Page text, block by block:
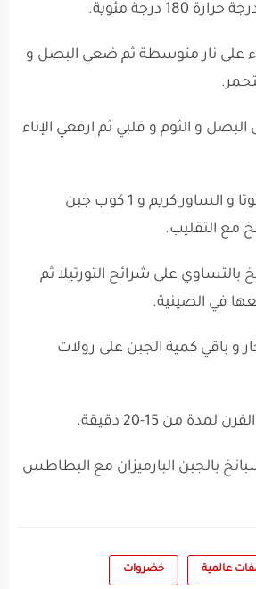
درجة مئوية.
على نار متوسطة ثم ضعي البصل و
و الثوم و قلبي ثم ارفعي الإناء
اضيفي الجبن الريكوتا و الساور كريم و 1 كوب جبن
مع التقليب.
على شرائح التورتيلا ثم
في الصينية.
باقي كمية الجبن على رولات
من 15-20 دقيقة.
بالجبن البارميزان مع البطاطس
عالمية خضروات